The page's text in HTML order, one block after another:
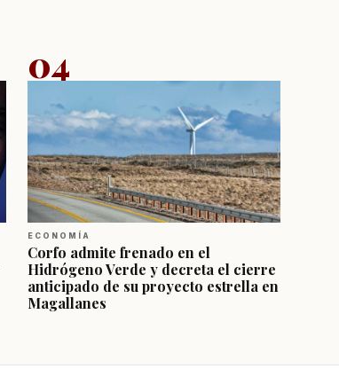
04
ECONOMÍA
Corfo admite frenado en el
Hidrógeno Verde y decreta el cierre
anticipado de su proyecto estrella en
Magallanes